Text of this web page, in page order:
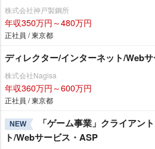
株式会社神戸製鋼所
年収350万円～480万円
正社員 / 東京都
ディレクター/インターネット/Web
株式会社Nagisa
年収360万円～600万円
正社員 / 東京都
NEW
「ゲーム事業」クライアン
ト/Webサービス・ASP